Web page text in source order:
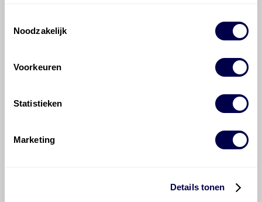
Noodzakelijk
Voorkeuren
Statistieken
Marketing
Details tonen